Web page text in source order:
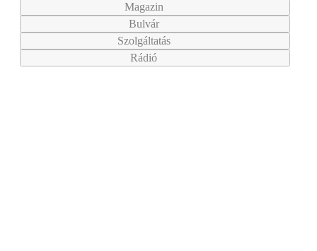
Magazin
Bulvár
Szolgáltatás
Rádió